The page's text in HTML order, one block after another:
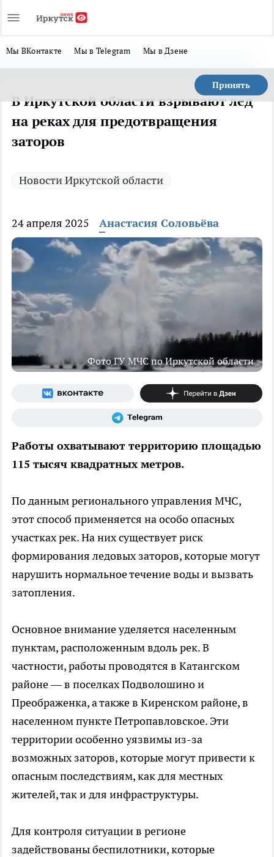
Мы ВКонтакте Мы в Telegram Мы в Дзене
Принять
В Иркутской области взрывают лед
на реках для предотвращения
заторов
Новости Иркутской области
24 апреля 2025 Анастасия Соловьёва
Фото ГУ МЧС по Иркутской области
Работы охватывают территорию площадью
115 тысяч квадратных метров.
По данным регионального управления МЧС,
этот способ применяется на особо опасных
участках рек. На них существует риск
формирования ледовых заторов, которые могут
нарушить нормальное течение воды и вызвать
затопления.
Основное внимание уделяется населенным
пунктам, расположенным вдоль рек. В
частности, работы проводятся в Катангском
районе — в поселках Подволошино и
Преображенка, а также в Киренском районе, в
населенном пункте Петропавловское. Эти
территории особенно уязвимы из-за
возможных заторов, которые могут привести к
опасным последствиям, как для местных
жителей, так и для инфраструктуры.
Для контроля ситуации в регионе
задействованы беспилотники, которые